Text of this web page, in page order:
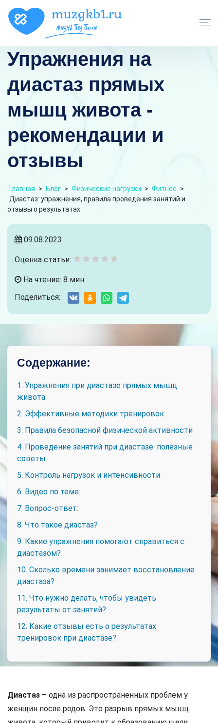
Упражнения на
диастаз прямых
мышц живота -
рекомендации и
отзывы
Главная > Блог > Физические нагрузки > Фитнес >
Диастаз: упражнения, правила проведения занятий и
отзывы о результатах
09.08.2023
Оценка статьи:
На чтение: 8 мин.
Поделиться:
Содержание:
1. Упражнения при диастазе прямых мышц
живота
2. Эффективные методики тренировок
3. Правила безопасной физической активности
4. Проведение занятий при диастазе: полезные
советы
5. Контроль нагрузок и интенсивности
6. Видео по теме:
7. Вопрос-ответ:
8. Что такое диастаз?
9. Какие упражнения помогают справиться с
диастазом?
10. Сколько времени занимает восстановление
диастаза?
11. Что нужно делать, чтобы увидеть
результаты от занятий?
12. Какие отзывы есть о результатах
тренировок при диастазе?
Диастаз – одна из распространенных проблем у
женщин после родов. Это разрыв прямых мышц